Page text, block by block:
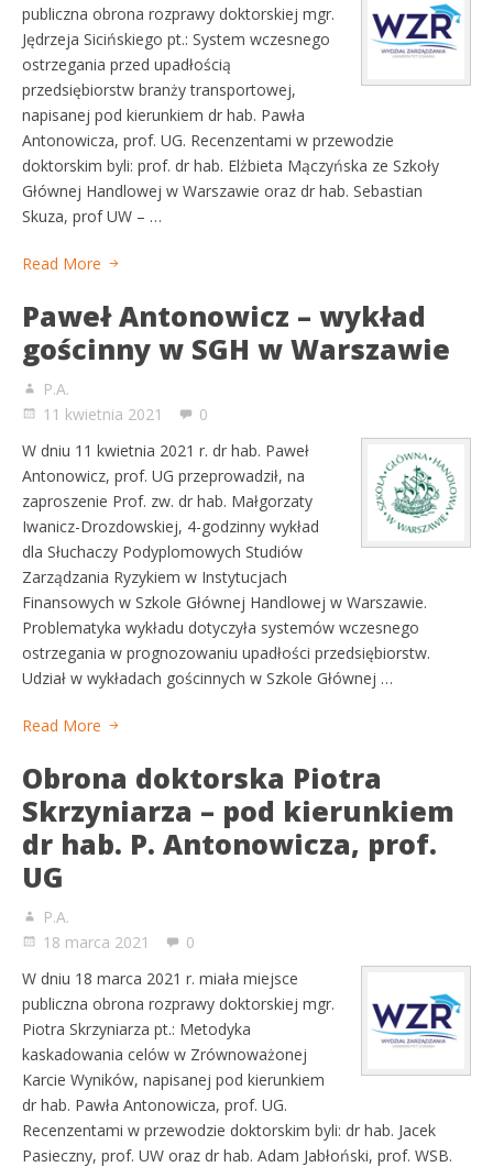
publiczna obrona rozprawy doktorskiej mgr.
Jędrzeja Sicińskiego pt.: System wczesnego
ostrzegania przed upadłością
przedsiębiorstw branży transportowej,
napisanej pod kierunkiem dr hab. Pawła
Antonowicza, prof. UG. Recenzentami w przewodzie
doktorskim byli: prof. dr hab. Elżbieta Mączyńska ze Szkoły
Głównej Handlowej w Warszawie oraz dr hab. Sebastian
Skuza, prof UW – …
Read More
Paweł Antonowicz – wykład
gościnny w SGH w Warszawie
P.A.
11 kwietnia 2021
0
W dniu 11 kwietnia 2021 r. dr hab. Paweł
Antonowicz, prof. UG przeprowadził, na
zaproszenie Prof. zw. dr hab. Małgorzaty
Iwanicz-Drozdowskiej, 4-godzinny wykład
dla Słuchaczy Podyplomowych Studiów
Zarządzania Ryzykiem w Instytucjach
Finansowych w Szkole Głównej Handlowej w Warszawie.
Problematyka wykładu dotyczyła systemów wczesnego
ostrzegania w prognozowaniu upadłości przedsiębiorstw.
Udział w wykładach gościnnych w Szkole Głównej …
Read More
Obrona doktorska Piotra
Skrzyniarza – pod kierunkiem
dr hab. P. Antonowicza, prof.
UG
P.A.
18 marca 2021
0
W dniu 18 marca 2021 r. miała miejsce
publiczna obrona rozprawy doktorskiej mgr.
Piotra Skrzyniarza pt.: Metodyka
kaskadowania celów w Zrównoważonej
Karcie Wyników, napisanej pod kierunkiem
dr hab. Pawła Antonowicza, prof. UG.
Recenzentami w przewodzie doktorskim byli: dr hab. Jacek
Pasieczny, prof. UW oraz dr hab. Adam Jabłoński, prof. WSB.